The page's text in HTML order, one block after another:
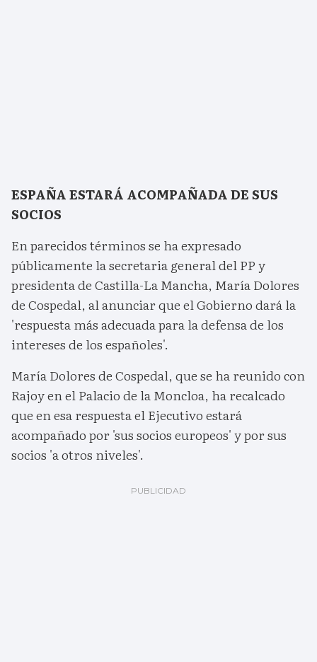
ESPAÑA ESTARÁ ACOMPAÑADA DE SUS
SOCIOS
En parecidos términos se ha expresado
públicamente la secretaria general del PP y
presidenta de Castilla-La Mancha, María Dolores
de Cospedal, al anunciar que el Gobierno dará la
'respuesta más adecuada para la defensa de los
intereses de los españoles'.
María Dolores de Cospedal, que se ha reunido con
Rajoy en el Palacio de la Moncloa, ha recalcado
que en esa respuesta el Ejecutivo estará
acompañado por 'sus socios europeos' y por sus
socios 'a otros niveles'.